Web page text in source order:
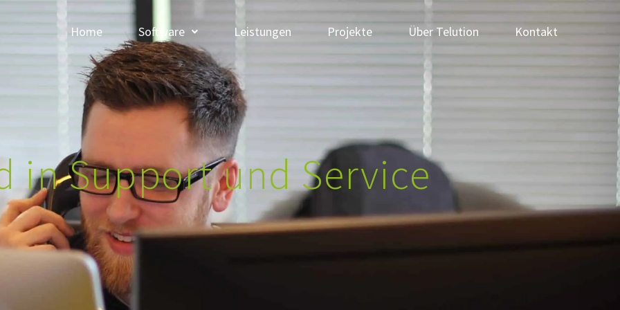
Home Software Leistungen Projekte Über Telution Kontakt
in Support und Service